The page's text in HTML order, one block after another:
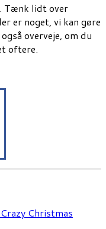
Tænk lidt over
er noget, vi kan gøre
overveje, om du
oftere.
Christmas